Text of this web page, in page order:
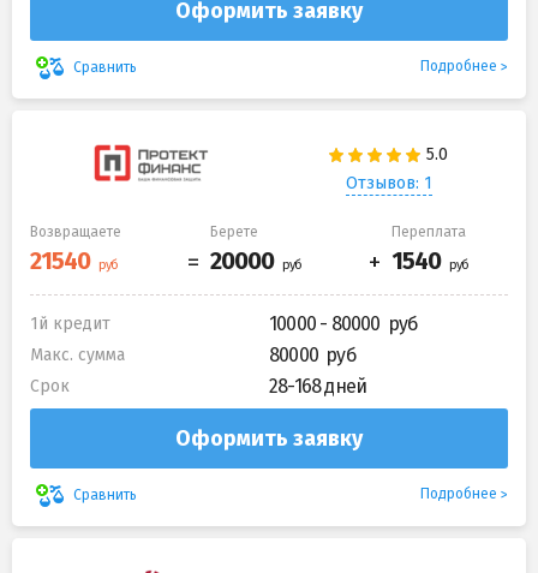
Оформить заявку
Сравнить Подробнее
Отзывов: 1
Возвращаете Берете Переплата
1й кредит 10000 - 80000
Макс. сумма 80000
Срок 28-168 дней
Оформить заявку
Сравнить Подробнее